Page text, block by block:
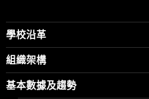
學校沿革
組織架構
基本數據及趨勢